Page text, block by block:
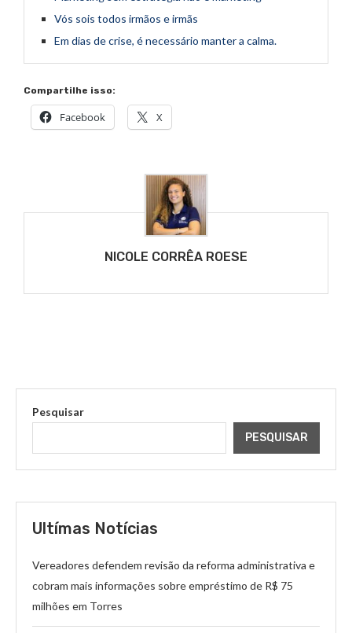
Vós sois todos irmãos e irmãs
Em dias de crise, é necessário manter a calma.
Compartilhe isso:
Facebook X
NICOLE CORRÊA ROESE
Pesquisar
PESQUISAR
Ultímas Notícias
Vereadores defendem revisão da reforma administrativa e
cobram mais informações sobre empréstimo de R$ 75
milhões em Torres